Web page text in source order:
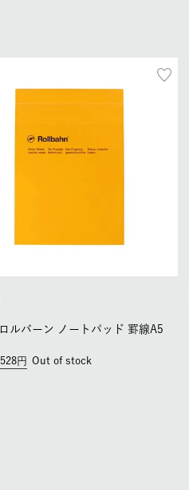
ロルバーン ノートパッド 罫線A5
528 Out of stock